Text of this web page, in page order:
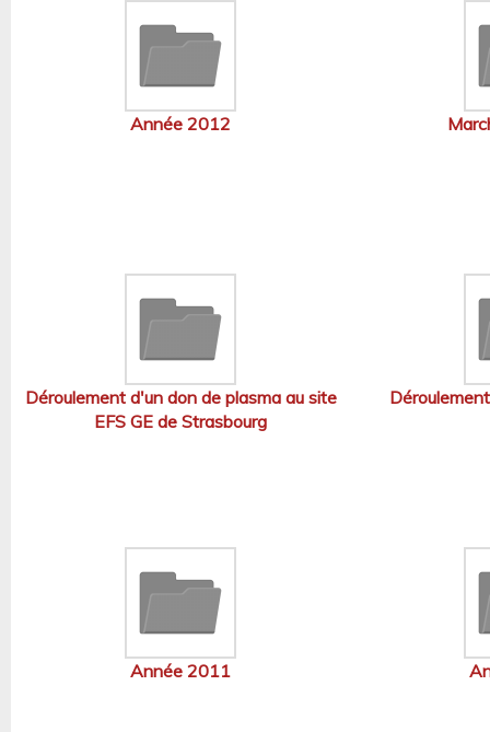
Année 2012
Déroulement d'un don de plasma au site
EFS GE de Strasbourg
Année 2011